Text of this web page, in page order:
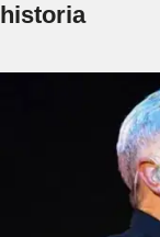
historia